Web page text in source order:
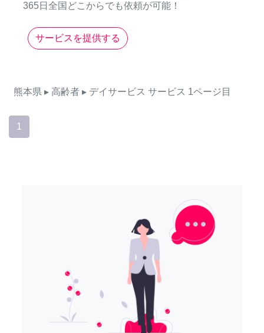
365日全国どこからでも依頼が可能！
サービスを提供する
熊本県 ▸ 高齢者 ▸ デイサービス サービス 1ページ目
1